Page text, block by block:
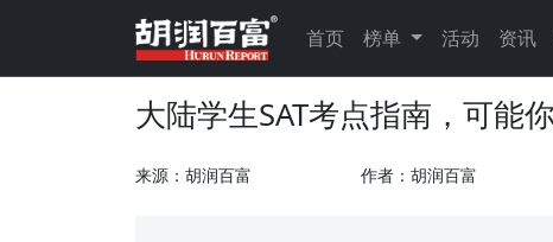
首页 榜单 活动 资讯
大陆学生SAT考点指南，可能
来源：胡润百富 作者：胡润百富